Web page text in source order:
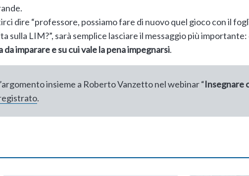
dire “professore, possiamo fare di nuovo quel gioco con il
sulla LIM?”, sarà semplice lasciare il messaggio più importante:
imparare e su cui vale la pena impegnarsi.
insieme a Roberto Vanzetto nel webinar “Insegnare
.